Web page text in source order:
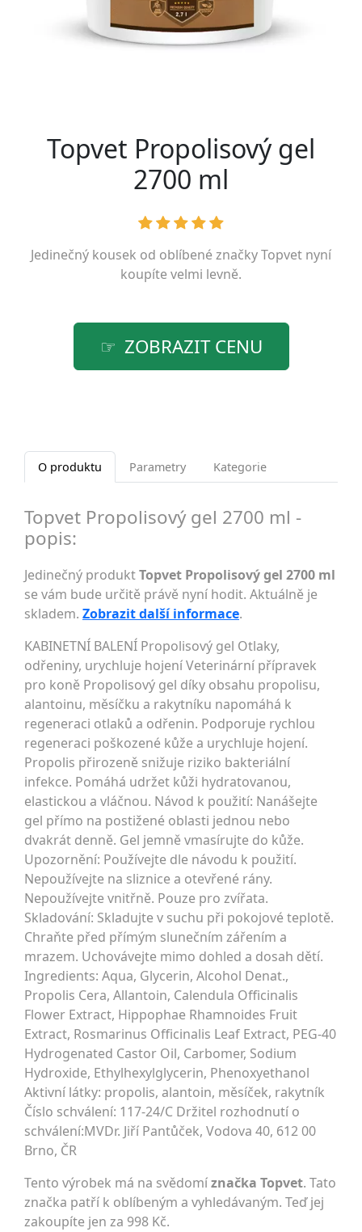
Topvet Propolisový gel
2700 ml
Jedinečný kousek od oblíbené značkyTopvet nyní
koupíte velmi levně.
ZOBRAZIT CENU
O produktu Parametry Kategorie
Topvet Propolisový gel 2700 ml -
popis:
Jedinečný produktTopvet Propolisový gel 2700 ml
se vám bude určitě právě nyní hodit. Aktuálně je
skladem. Zobrazit další informace.
KABINETNÍ BALENÍ Propolisový gel Otlaky,
odřeniny, urychluje hojení Veterinární přípravek
pro koně Propolisový gel díky obsahu propolisu,
alantoinu, měsíčku a rakytníku napomáhá k
regeneraci otlaků a odřenin. Podporuje rychlou
regeneraci poškozené kůže a urychluje hojení.
Propolis přirozeně snižuje riziko bakteriální
infekce. Pomáhá udržet kůži hydratovanou,
elastickou a vláčnou. Návod k použití: Nanášejte
gel přímo na postižené oblasti jednou nebo
dvakrát denně. Gel jemně vmasírujte do kůže.
Upozornění: Používejte dle návodu k použití.
Nepoužívejte na sliznice a otevřené rány.
Nepoužívejte vnitřně. Pouze pro zvířata.
Skladování: Skladujte v suchu při pokojové teplotě.
Chraňte před přímým slunečním zářením a
mrazem. Uchovávejte mimo dohled a dosah dětí.
Ingredients: Aqua, Glycerin, Alcohol Denat.,
Propolis Cera, Allantoin, Calendula Officinalis
Flower Extract, Hippophae Rhamnoides Fruit
Extract, Rosmarinus Officinalis Leaf Extract, PEG-40
Hydrogenated Castor Oil, Carbomer, Sodium
Hydroxide, Ethylhexylglycerin, Phenoxyethanol
Aktivní látky: propolis, alantoin, měsíček, rakytník
Číslo schválení: 117-24/C Držitel rozhodnutí o
schválení:MVDr. Jiří Pantůček, Vodova 40, 612 00
Brno, ČR
Tento výrobek má na svědomíznačka Topvet. Tato
značka patří k oblíbeným a vyhledávaným. Teď jej
zakoupíte jen za 998 Kč.